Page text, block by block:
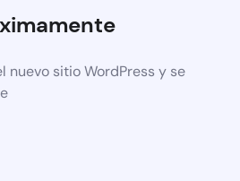
nuevo sitio WordPress y se